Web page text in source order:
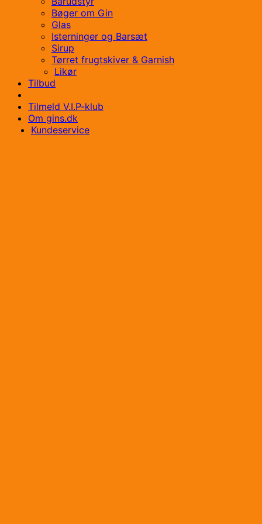
Bøger om Gin
Glas
Isterninger og Barsæt
Sirup
Tørret frugtskiver & Garnish
Likør
Tilbud
Tilmeld V.I.P-klub
Om gins.dk
Kundeservice